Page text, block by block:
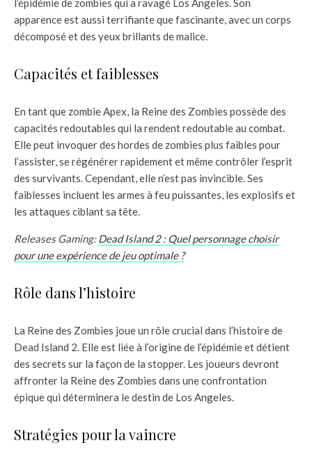
l’épidémie de zombies qui a ravagé Los Angeles. Son
apparence est aussi terrifiante que fascinante, avec un corps
décomposé et des yeux brillants de malice.
Capacités et faiblesses
En tant que zombie Apex, la Reine des Zombies possède des
capacités redoutables qui la rendent redoutable au combat.
Elle peut invoquer des hordes de zombies plus faibles pour
l’assister, se régénérer rapidement et même contrôler l’esprit
des survivants. Cependant, elle n’est pas invincible. Ses
faiblesses incluent les armes à feu puissantes, les explosifs et
les attaques ciblant sa tête.
Releases Gaming:Dead Island 2 : Quel personnage choisir
pour une expérience de jeu optimale ?
Rôle dans l’histoire
La Reine des Zombies joue un rôle crucial dans l’histoire de
Dead Island 2. Elle est liée à l’origine de l’épidémie et détient
des secrets sur la façon de la stopper. Les joueurs devront
affronter la Reine des Zombies dans une confrontation
épique qui déterminera le destin de Los Angeles.
Stratégies pour la vaincre